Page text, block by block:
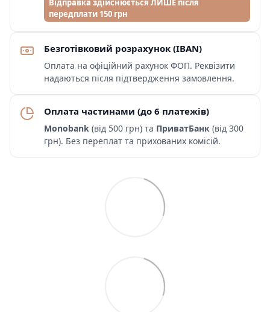
Відправка здійснюється ЛИШЕ після
передплати 150 грн
Безготівковий розрахунок (IBAN)
Оплата на офіційний рахунок ФОП. Реквізити
надаються після підтвердження замовлення.
Оплата частинами (до 6 платежів)
Monobank (від 500 грн) та ПриватБанк (від 300
грн). Без переплат та прихованих комісій.